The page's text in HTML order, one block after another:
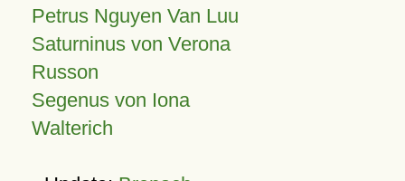
Petrus Nguyen Van Luu
Saturninus von Verona
Russon
Segenus von Iona
Walterich